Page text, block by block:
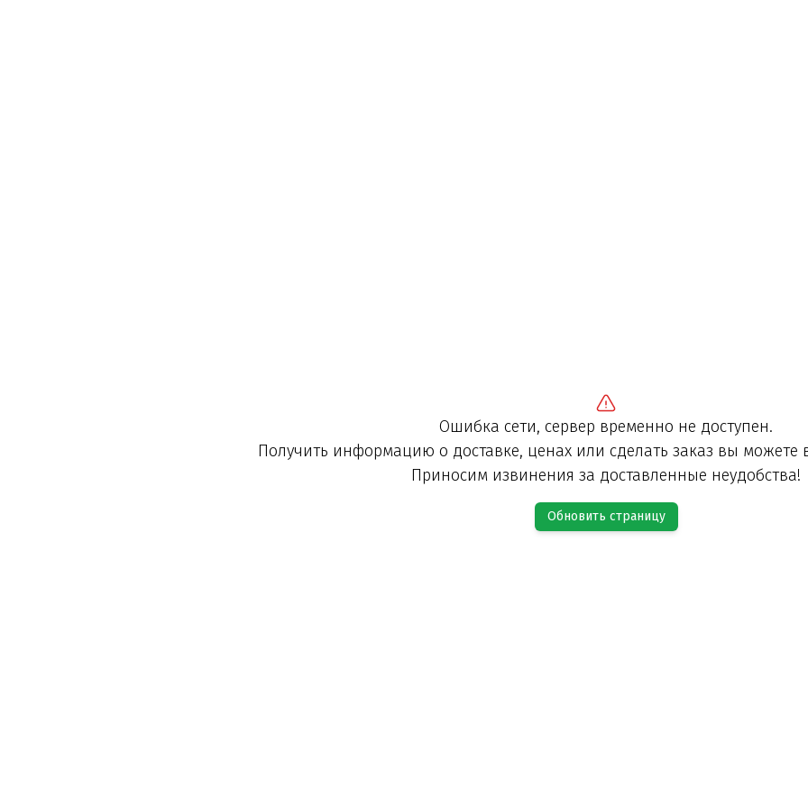
Ошибка сети, сервер временно не доступен.
Получить информацию о доставке, ценах или сделать заказ вы можете
Приносим извинения за доставленные неудобства!
Обновить страницу